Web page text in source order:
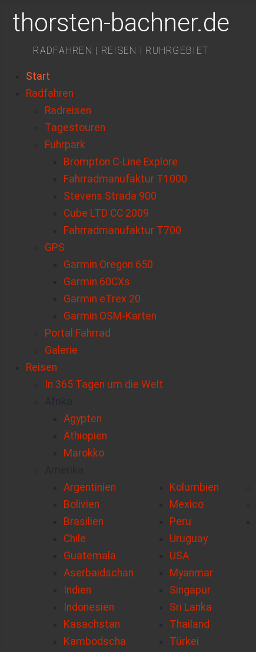
thorsten-bachner.de
RADFAHREN | REISEN | RUHRGEBIET
Start
Radfahren
Radreisen
Tagestouren
Fuhrpark
Brompton C-Line Explore
Fahrradmanufaktur T1000
Stevens Strada 900
Cube LTD CC 2009
Fahrradmanufaktur T700
GPS
Garmin Oregon 650
Garmin 60CXs
Garmin eTrex 20
Garmin OSM-Karten
Portal:Fahrrad
Galerie
Reisen
In 365 Tagen um die Welt
Ägypten
Äthiopien
Marokko
Argentinien
Bolivien
Brasilien
Chile
Guatemala
Kolumbien
Mexico
Peru
Uruguay
USA
Aserbaidschan
Indien
Indonesien
Kasachstan
Kambodscha
Myanmar
Singapur
Sri Lanka
Thailand
Türkei